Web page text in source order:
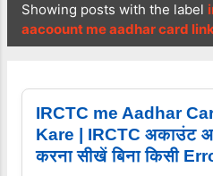
o
Showing posts with the label
aacoount me aadhar card
IRCTC me Aadhar
Kare | IRCTC अकाउंट
करना सीखें बिना किसी